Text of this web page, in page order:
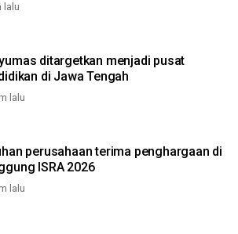
lalu
ditargetkan menjadi pusat
di Jawa Tengah
lalu
perusahaan terima penghargaan di
ISRA 2026
lalu